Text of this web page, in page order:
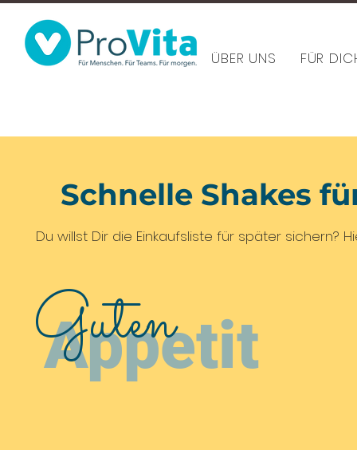
ÜBER UNS FÜR
Schnelle Shakes
Du willst Dir die Einkaufsliste für später sichern?
Appetit
Guten